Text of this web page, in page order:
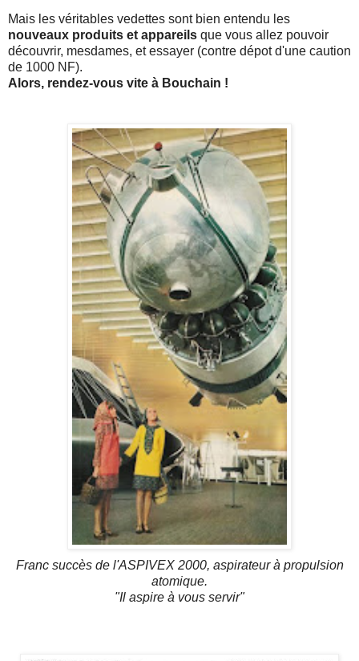
Mais les véritables vedettes sont bien entendu les
nouveaux produits et appareils que vous allez pouvoir
découvrir, mesdames, et essayer (contre dépot d'une caution
de 1000 NF).
Alors, rendez-vous vite à Bouchain !
Franc succès de l'ASPIVEX 2000, aspirateur à propulsion
atomique.
"Il aspire à vous servir"